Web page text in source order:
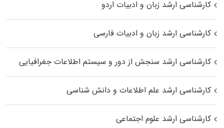
کارشناسی ارشد زبان و ادبیات اردو
کارشناسی ارشد زبان و ادبیات فارسی
کارشناسی ارشد سنجش از دور و سیستم اطلاعات جغرافیایی
کارشناسی ارشد علم اطلاعات و دانش شناسی
کارشناسی ارشد علوم اجتماعی